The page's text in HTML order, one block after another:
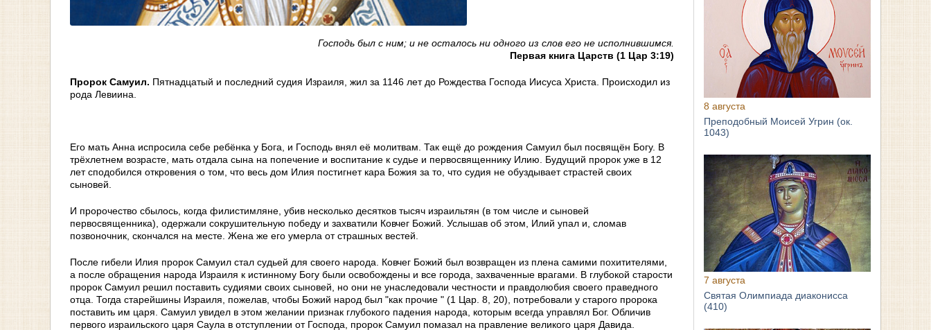
Господь был с ним; и не осталось ни одного из слов его не исполнившимся.
Первая книга Царств (1 Цар 3:19)
Пророк Самуил. Пятнадцатый и последний судия Израиля, жил за 1146 лет до Рождества Господа Иисуса Христа. Происходил из
рода Левиина.
Его мать Анна испросила себе ребёнка у Бога, и Господь внял её молитвам. Так ещё до рождения Самуил был посвящён Богу. В
трёхлетнем возрасте, мать отдала сына на попечение и воспитание к судье и первосвященнику Илию. Будущий пророк уже в 12
лет сподобился откровения о том, что весь дом Илия постигнет кара Божия за то, что судия не обуздывает страстей своих
сыновей.
И пророчество сбылось, когда филистимляне, убив несколько десятков тысяч израильтян (в том числе и сыновей
первосвященника), одержали сокрушительную победу и захватили Ковчег Божий. Услышав об этом, Илий упал и, сломав
позвоночник, скончался на месте. Жена же его умерла от страшных вестей.
После гибели Илия пророк Самуил стал судьей для своего народа. Ковчег Божий был возвращен из плена самими похитителями,
а после обращения народа Израиля к истинному Богу были освобождены и все города, захваченные врагами. В глубокой старости
пророк Самуил решил поставить судиями своих сыновей, но они не унаследовали честности и правдолюбия своего праведного
отца. Тогда старейшины Израиля, пожелав, чтобы Божий народ был "как прочие " (1 Цар. 8, 20), потребовали у старого пророка
поставить им царя. Самуил увидел в этом желании признак глубокого падения народа, которым всегда управлял Бог. Обличив
первого израильского царя Саула в отступлении от Господа, пророк Самуил помазал на правление великого царя Давида.
8 августа
Преподобный Моисей Угрин (ок.
1043)
7 августа
Святая Олимпиада диаконисса
(410)